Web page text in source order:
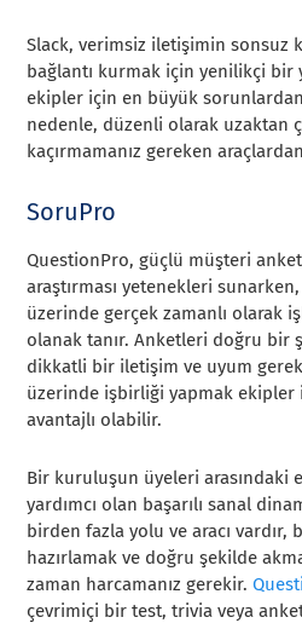
Slack, verimsiz iletişimin sonsuz
bağlantı kurmak için yenilikçi bir
ekipler için en büyük
nedenle, düzenli olarak uzaktan
kaçırmamanız gereken
SoruPro
QuestionPro, güçlü müşteri
araştırması yetenekleri
üzerinde gerçek zamanlı olarak
olanak tanır. Anketleri doğru bir
dikkatli bir iletişim ve uyum
üzerinde işbirliği yapmak ekipler
avantajlı olabilir.
Bir kuruluşun üyeleri arasındaki
yardımcı olan başarılı sanal
birden fazla yolu ve aracı vardır,
hazırlamak ve doğru şekilde
zaman harcamanız gerekir.
çevrimiçi bir test, trivia veya